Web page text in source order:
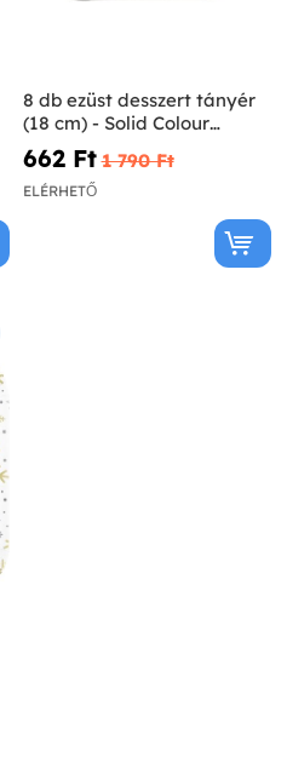
8 db ezüst desszert tányér
(18 cm) - Solid Colour
Tableware
662 Ft‎ 1 790 Ft‎
ELÉRHETŐ